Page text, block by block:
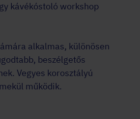
kávékóstoló workshop
alkalmas, különösen
beszélgetős
Vegyes korosztályú
működik.